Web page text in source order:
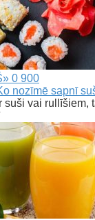
0 900
nozīmē sapnī
suši vai rullīšiem,